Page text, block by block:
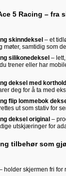
5 Racing – fra
skinndeksel – et
møter, samtidig som
silikonedeksel –
trener eller har
deksel med
deg for å ta med
flip lommebok
ut som stativ for
deksel original –
utskjæringer for
tilbehør som
holder skjermen fri for